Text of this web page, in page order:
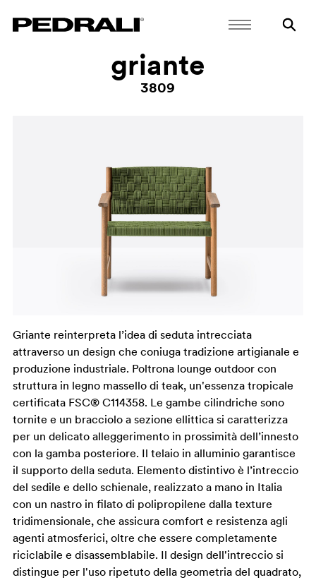
griante
3809
Griante reinterpreta l’idea di seduta intrecciata
attraverso un design che coniuga tradizione artigianale e
produzione industriale. Poltrona lounge outdoor con
struttura in legno massello di teak, un'essenza tropicale
certificata FSC® C114358. Le gambe cilindriche sono
tornite e un bracciolo a sezione ellittica si caratterizza
per un delicato alleggerimento in prossimità dell’innesto
con la gamba posteriore. Il telaio in alluminio garantisce
il supporto della seduta. Elemento distintivo è l’intreccio
del sedile e dello schienale, realizzato a mano in Italia
con un nastro in filato di polipropilene dalla texture
tridimensionale, che assicura comfort e resistenza agli
agenti atmosferici, oltre che essere completamente
riciclabile e disassemblabile. Il design dell'intreccio si
distingue per l'uso ripetuto della geometria del quadrato,